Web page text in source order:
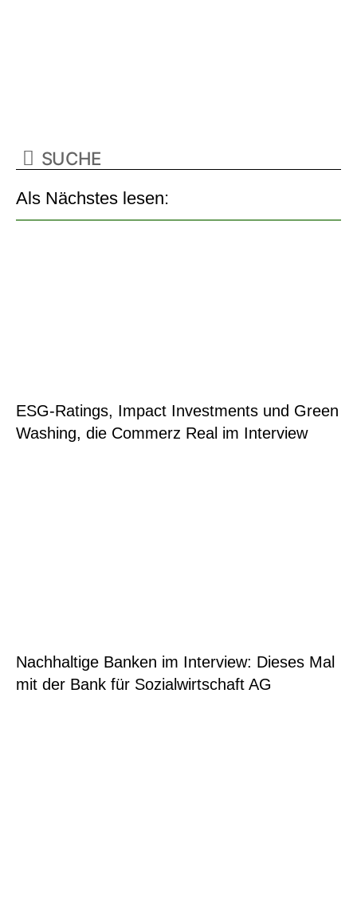
Als Nächstes lesen:
ESG-Ratings, Impact Investments und Green
Washing, die Commerz Real im Interview
Nachhaltige Banken im Interview: Dieses Mal
mit der Bank für Sozialwirtschaft AG